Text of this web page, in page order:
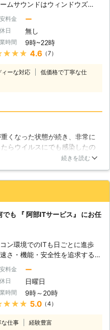
パソコンに詳しく無い方では、掃
大変でしょうし、誤って部品に
けてしまえば壊れてしまう恐れ
ます。また、ノートパソコンは
すること事態が困難な作りとなっ
りますので、問題の対処が難しい
う。もし、パソコンの不具合で
ームサウンドはウィンドウズ
に強い！マック（Mac)に
！パソコンに関連するトラブルを
確実に解決いたします。当社ド
サウンドはパソコン・ITサポー
理サービスです。パソコン、ス
、故障した、データが消えてし
翌日も対応！緊急トラブル大歓
、お任せください。 【愛され
こまでこれました】 近年パソコ
てか、おかげさまでサポート実
出来たと考えております。ま
社はデータ復旧についても高い
を持つスタッフが在籍しており
で、パソコントラブルに広範に
能です。確かな技術力と対応力
期待にお応えいたします。
料金 ー
日 無し
時間 9時~22時
4.6 （7）
ィーな対応
低価格で丁寧な仕
くなった状態が続き、非常に
らウイルスにでも感染したの
出してみました。非常に丁寧
があった時はお願いします
続きを読む
も 『 阿部ITサービス』 にお任
ン環境でのITも日ごとに進歩
さ・機能・安全性を追求する企
競争がますます熾烈になってきて
す。 一方、一般パソコンユーザ
うでしょうか？「会社や家庭の
ンの動きがおかしいけど、どこ
のか分からない・・・」「資料
ているけどもっと簡単な作成方
料金 ー
日 日曜日
時間 9時～20時
5.0（4）
仕事 経験豊富